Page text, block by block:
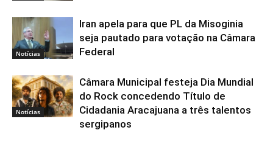
Notícias
Iran apela para que PL da Misoginia
seja pautado para votação na Câmara
Federal
Notícias
Câmara Municipal festeja Dia Mundial
do Rock concedendo Título de
Cidadania Aracajuana a três talentos
sergipanos